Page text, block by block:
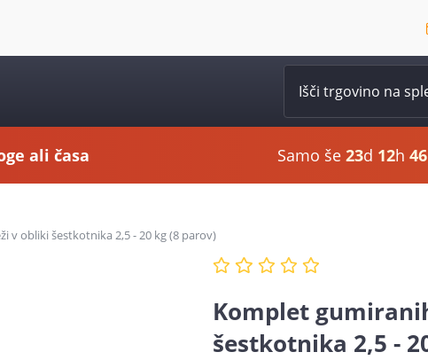
ali časa Samo še 23d 12h 46
v obliki šestkotnika 2,5 - 20 kg (8 parov)
Komplet
šestkotnika 2,5 -